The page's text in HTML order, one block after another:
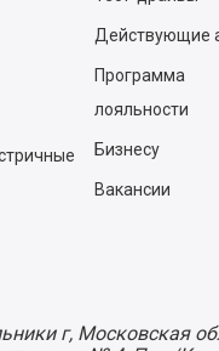
Действующие
Программа
лояльности
Бизнесу
Вакансии
г, Московская